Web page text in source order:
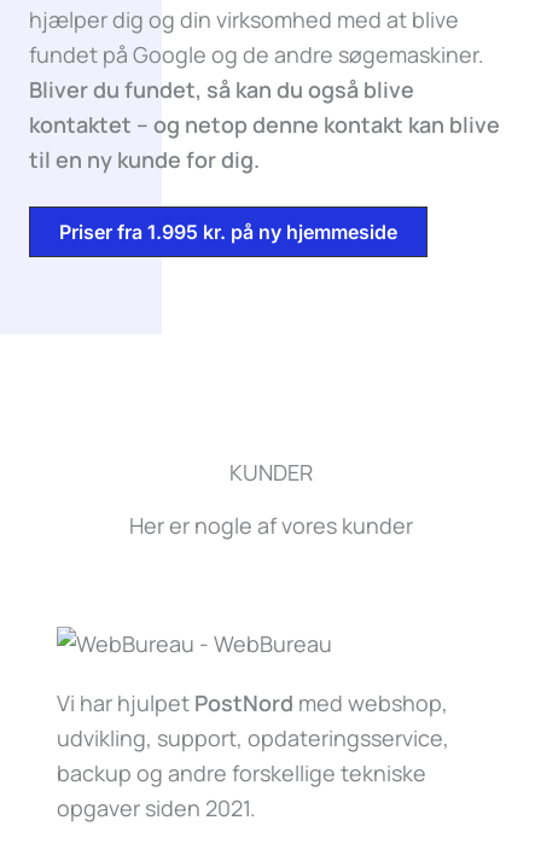
hjælper dig og din virksomhed med at blive
fundet på Google og de andre søgemaskiner.
Bliver du fundet, så kan du også blive
kontaktet – og netop denne kontakt kan blive
til en ny kunde for dig.
Priser fra 1.995 kr. på ny hjemmeside
KUNDER
Her er nogle af vores kunder
Vi har hjulpet PostNord med webshop,
udvikling, support, opdateringsservice,
backup og andre forskellige tekniske
opgaver siden 2021.